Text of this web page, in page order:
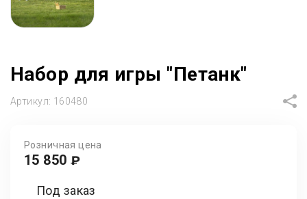
Набор для игры "Петанк"
Артикул: 160480
Розничная цена
15 850 ₽
Под заказ